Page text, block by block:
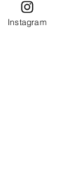
Instagram